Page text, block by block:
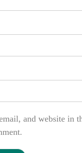
and website in